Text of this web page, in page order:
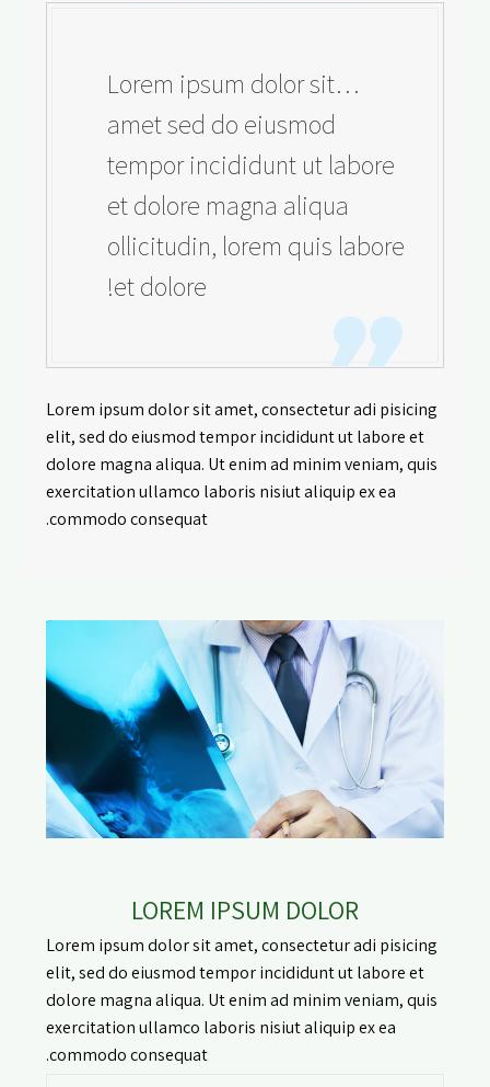
…Lorem ipsum dolor sit
amet sed do eiusmod
tempor incididunt ut labore
et dolore magna aliqua
ollicitudin, lorem quis labore
et dolore!
Lorem ipsum dolor sit amet, consectetur adi pisicing
elit, sed do eiusmod tempor incididunt ut labore et
dolore magna aliqua. Ut enim ad minim veniam, quis
exercitation ullamco laboris nisiut aliquip ex ea
commodo consequat.
LOREM IPSUM DOLOR
Lorem ipsum dolor sit amet, consectetur adi pisicing
elit, sed do eiusmod tempor incididunt ut labore et
dolore magna aliqua. Ut enim ad minim veniam, quis
exercitation ullamco laboris nisiut aliquip ex ea
commodo consequat.